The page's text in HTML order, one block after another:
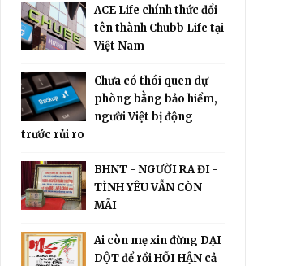
ACE Life chính thức đổi
tên thành Chubb Life tại
Việt Nam
Chưa có thói quen dự
phòng bằng bảo hiểm,
người Việt bị động
trước rủi ro
BHNT - NGƯỜI RA ĐI -
TÌNH YÊU VẪN CÒN
MÃI
Ai còn mẹ xin đừng DẠI
DỘT để rồi HỐI HẬN cả